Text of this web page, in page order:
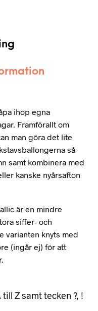
ihop egna
Framförallt om
man göra det lite
så
samt kombinera med
kanske nyårsafton
är en mindre
siffer- och
varianten knyts med
(ingår ej) för att
Z samt tecken ?, !